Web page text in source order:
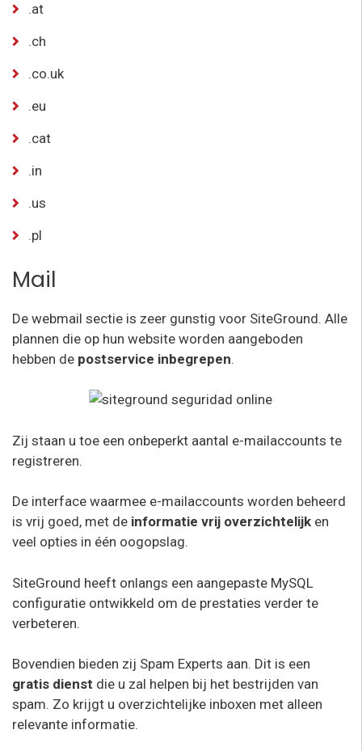
.at
.ch
.co.uk
.eu
.cat
.in
.us
.pl
Mail
De webmail sectie is zeer gunstig voor SiteGround. Alle
plannen die op hun website worden aangeboden
hebben de postservice inbegrepen.
Zij staan u toe een onbeperkt aantal e-mailaccounts te
registreren.
De interface waarmee e-mailaccounts worden beheerd
is vrij goed, met de informatie vrij overzichtelijk en
veel opties in één oogopslag.
SiteGround heeft onlangs een aangepaste MySQL
configuratie ontwikkeld om de prestaties verder te
verbeteren.
Bovendien bieden zij Spam Experts aan. Dit is een
gratis dienst die u zal helpen bij het bestrijden van
spam. Zo krijgt u overzichtelijke inboxen met alleen
relevante informatie.